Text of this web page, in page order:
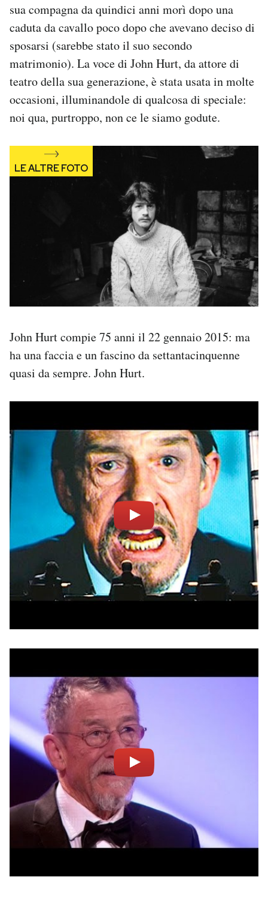
sua compagna da quindici anni morì dopo una
caduta da cavallo poco dopo che avevano deciso di
sposarsi (sarebbe stato il suo secondo
matrimonio). La voce di John Hurt, da attore di
teatro della sua generazione, è stata usata in molte
occasioni, illuminandole di qualcosa di speciale:
noi qua, purtroppo, non ce le siamo godute.
John Hurt compie 75 anni il 22 gennaio 2015: ma
ha una faccia e un fascino da settantacinquenne
quasi da sempre. John Hurt.